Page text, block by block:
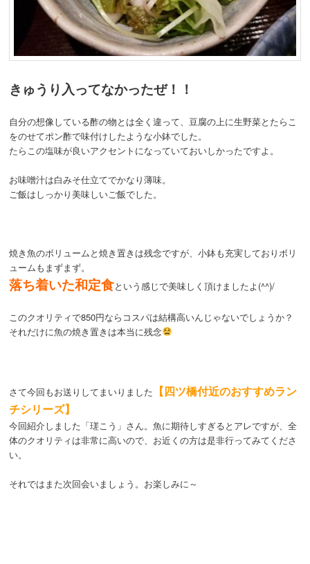
きゅうり入ってなかったぜ！！
自分の想像している酢の物とは全く違って、豆腐の上に生野菜とたらこ
をのせてポン酢で味付けしたような小鉢でした。
たらこの塩味が良いアクセントになっていておいしかったですよ。
お味噌汁は白みそ仕立てでかなり薄味。
ご飯はしっかり美味しいご飯でした。
焼き魚のボリュームと焼き置きは残念ですが、小鉢も充実しておりボリ
ュームもまずまず。
落ち着いた和定食という感じで美味しく頂けましたよ(^^)/
このクオリティで850円ならコスパは結構高いんじゃないでしょうか？
それだけに魚の焼き置きは本当に残念
さて今回もお送りしてまいりました 【四ツ橋付近のおすすめラン
チシリーズ】
今回紹介しました「瑳こう」さん。魚に期待しすぎるとアレですが、全
体のクオリティは非常に高いので、お近くの方は是非行ってみてくださ
い。
それではまた次回会いましょう。お楽しみに～